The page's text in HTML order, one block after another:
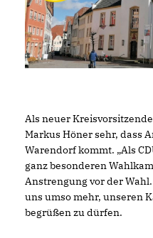
Als neuer
Markus Höner sehr, dass
Warendorf kommt. „Als
ganz besonderen
Anstrengung vor der
uns umso mehr, unseren
begrüßen zu dürfen.